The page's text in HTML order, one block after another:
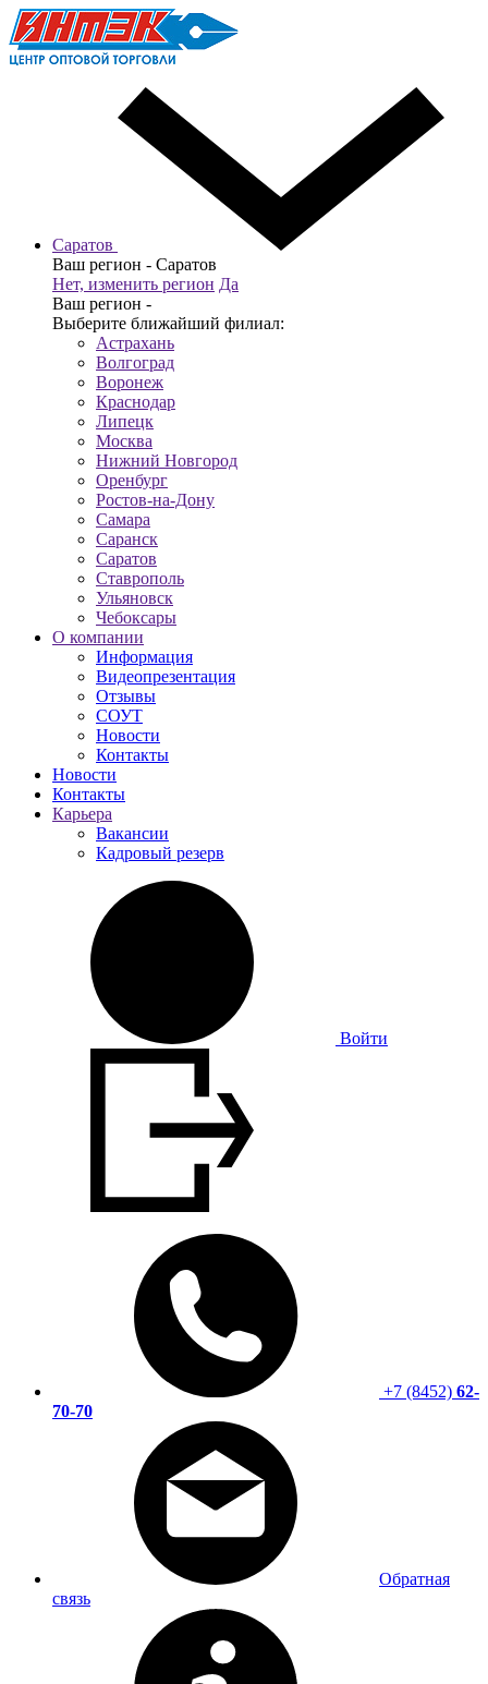
Саратов
Ваш регион - Саратов
Нет, изменить регион Да
Ваш регион -
Выберите ближайший филиал:
Астрахань
Волгоград
Воронеж
Краснодар
Липецк
Москва
Нижний Новгород
Оренбург
Ростов-на-Дону
Самара
Саранск
Саратов
Ставрополь
Ульяновск
Чебоксары
О компании
Информация
Видеопрезентация
Отзывы
СОУТ
Новости
Контакты
Новости
Контакты
Карьера
Вакансии
Кадровый резерв
Войти
+7 (8452) 62-
70-70
Обратная
связь